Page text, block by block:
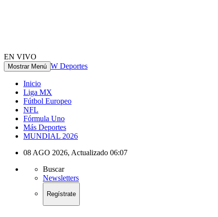
EN VIVO
Mostrar Menú W Deportes
Inicio
Liga MX
Fútbol Europeo
NFL
Fórmula Uno
Más Deportes
MUNDIAL 2026
08 AGO 2026, Actualizado 06:07
Buscar
Newsletters
Regístrate